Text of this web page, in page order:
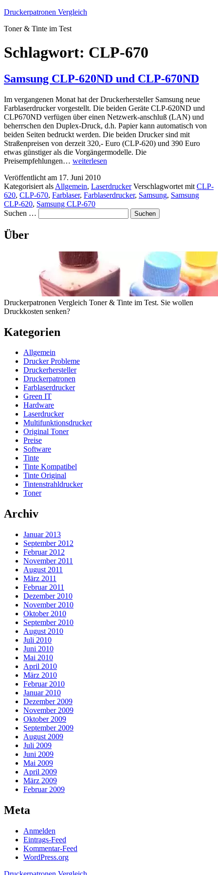
Zum
springen
Druckerpatronen Vergleich
Toner & Tinte im Test
Schlagwort: CLP-670
Samsung CLP-620ND und CLP-670ND
Im vergangenen Monat hat der Druckerhersteller Samsung neue
Farblaserdrucker vorgestellt. Die beiden Geräte CLP-620ND und
CLP670ND verfügen über einen Netzwerk-anschluß (LAN) und
beherrschen den Duplex-Druck, d.h. Papier kann automatisch von
beiden Seiten bedruckt werden. Die beiden Drucker sind mit
Straßenpreisen von derzeit 320,- Euro (CLP-620) und 390 Euro
etwas günstiger als die Vorgängermodelle. Die
Preisempfehlungen… Samsung
620ND
und
CLP-
670ND
weiterlesen
Veröffentlicht am 17. Juni 2010
Kategorisiert als Allgemein, Laserdrucker Verschlagwortet mit CLP-
620, CLP-670, Farblaser, Farblaserdrucker, Samsung, Samsung
CLP-620, Samsung CLP-670
Suchen …
Über
Druckerpatronen Vergleich Toner & Tinte im Test. Sie wollen
Druckkosten senken?
Kategorien
Allgemein
Drucker Probleme
Druckerhersteller
Druckerpatronen
Farblaserdrucker
Green IT
Hardware
Laserdrucker
Multifunktionsdrucker
Original Toner
Preise
Software
Tinte
Tinte Kompatibel
Tinte Original
Tintenstrahldrucker
Toner
Archiv
Januar 2013
September 2012
Februar 2012
November 2011
August 2011
März 2011
Februar 2011
Dezember 2010
November 2010
Oktober 2010
September 2010
August 2010
Juli 2010
Juni 2010
Mai 2010
April 2010
März 2010
Februar 2010
Januar 2010
Dezember 2009
November 2009
Oktober 2009
September 2009
August 2009
Juli 2009
Juni 2009
Mai 2009
April 2009
März 2009
Februar 2009
Meta
Anmelden
Eintrags-Feed
Kommentar-Feed
WordPress.org